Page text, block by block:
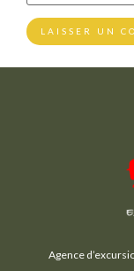
Agence